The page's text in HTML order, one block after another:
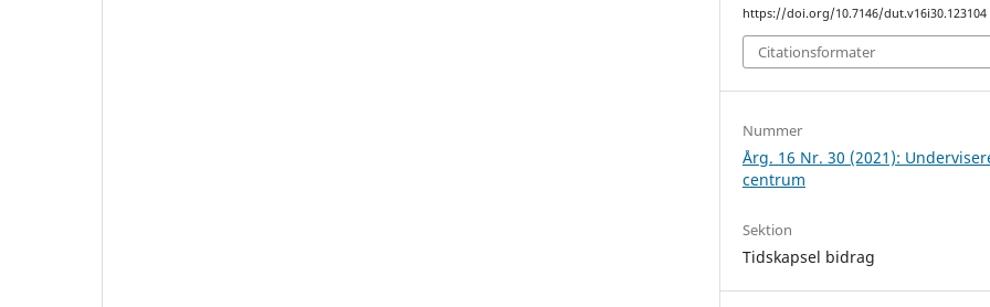
https://doi.org/10.7146/dut.v16i30.123104
Citationsformater
Nummer
Årg. 16 Nr. 30 (2021):
centrum
Sektion
Tidskapsel bidrag